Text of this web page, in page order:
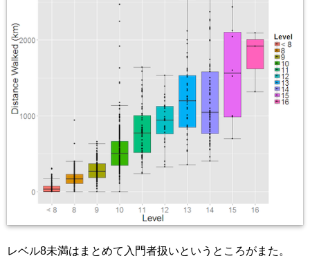
レベル8未満はまとめて入門者扱いというところがまた。